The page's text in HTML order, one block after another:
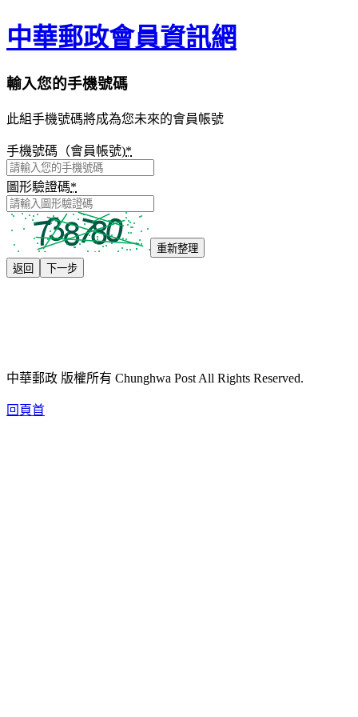
中華郵政會員資訊網
輸入您的手機號碼
此組手機號碼將成為您未來的會員帳號
手機號碼（會員帳號)*
圖形驗證碼*
重新整理
返回
下一步
中華郵政 版權所有 Chunghwa Post All Rights Reserved.
回頁首